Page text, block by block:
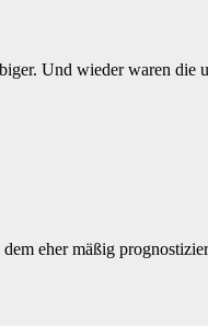
Und wieder waren
eher mäßig